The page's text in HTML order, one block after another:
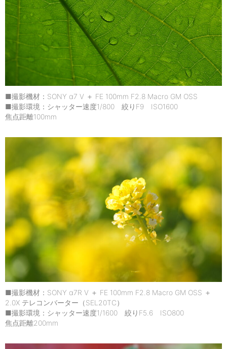
■撮影機材：SONY α7 V ＋ FE 100mm F2.8 Macro GM OSS
■撮影環境：シャッター速度1/800 絞りF9 ISO1600
焦点距離100mm
■撮影機材：SONY α7R V ＋ FE 100mm F2.8 Macro GM OSS ＋
2.0X テレコンバーター（SEL20TC）
■撮影環境：シャッター速度1/1600 絞りF5.6 ISO800
焦点距離200mm